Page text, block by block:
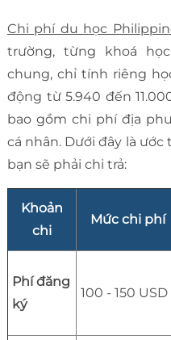
Chi phí du học
trường, từng khoá
chung, chỉ tính riêng
động từ 5.940 đến
bao gồm chi phí địa
cá nhân. Dưới đây là
bạn sẽ phải chi trả:
Khoản
chi
Mức chi phí
Phí đăng
ký
100 - 150 USD